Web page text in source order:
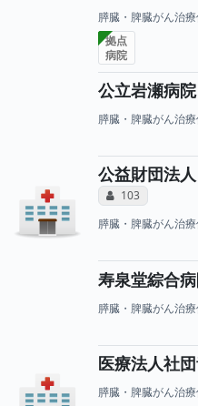
膵臓・脾臓がん治
拠点
病院
公立岩瀬病院
膵臓・脾臓がん治
公益財団法
コミュニケーシ
103 所属医
膵臓・脾臓がん治
寿泉堂綜合
膵臓・脾臓がん治
医療法人社
膵臓・脾臓がん治